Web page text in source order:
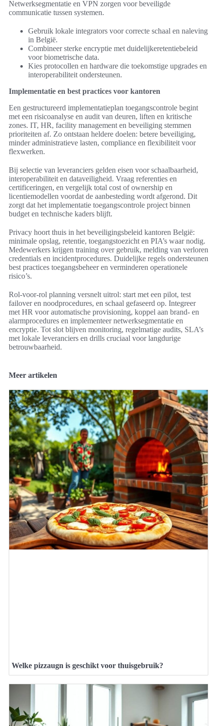
Netwerksegmentatie en VPN zorgen voor beveiligde
communicatie tussen systemen.
Gebruik lokale integrators voor correcte schaal en naleving
in België.
Combineer sterke encryptie met duidelijkeretentiebeleid
voor biometrische data.
Kies protocollen en hardware die toekomstige upgrades en
interoperabiliteit ondersteunen.
Implementatie en best practices voor kantoren
Een gestructureerd implementatieplan toegangscontrole begint
met een risicoanalyse en audit van deuren, liften en kritische
zones. IT, HR, facility management en beveiliging stemmen
prioriteiten af. Zo ontstaan heldere doelen: betere beveiliging,
minder administratieve lasten, compliance en flexibiliteit voor
flexwerken.
Bij selectie van leveranciers gelden eisen voor schaalbaarheid,
interoperabiliteit en dataveiligheid. Vraag referenties en
certificeringen, en vergelijk total cost of ownership en
licentiemodellen voordat de aanbesteding wordt afgerond. Dit
zorgt dat het implementatie toegangscontrole project binnen
budget en technische kaders blijft.
Privacy hoort thuis in het beveiligingsbeleid kantoren België:
minimale opslag, retentie, toegangstoezicht en PIA’s waar nodig.
Medewerkers krijgen training over gebruik, melding van verloren
credentials en incidentprocedures. Duidelijke regels ondersteunen
best practices toegangsbeheer en verminderen operationele
risico’s.
Rol‑voor‑rol planning versnelt uitrol: start met een pilot, test
failover en noodprocedures, en schaal gefaseerd op. Integreer
met HR voor automatische provisioning, koppel aan brand- en
alarmprocedures en implementeer netwerksegmentatie en
encryptie. Tot slot blijven monitoring, regelmatige audits, SLA’s
met lokale leveranciers en drills cruciaal voor langdurige
betrouwbaarheid.
Meer artikelen
Welke pizzaugn is geschikt voor thuisgebruik?